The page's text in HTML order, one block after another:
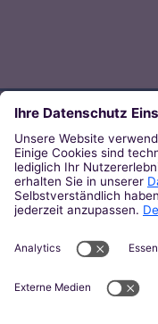
Direkt zum
Zu den Orten
Zu den
Zum Newsletter